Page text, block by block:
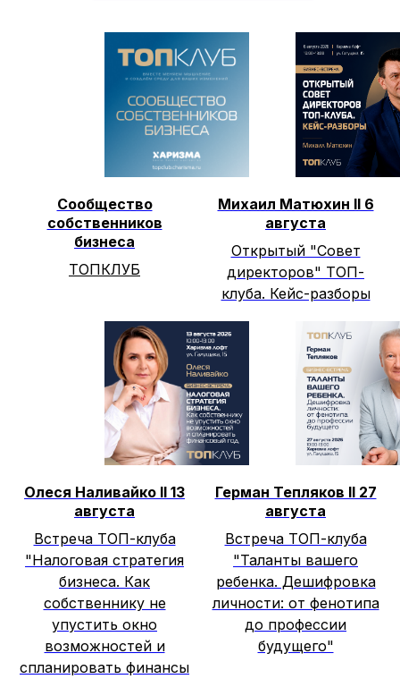
Сообщество
собственников
бизнеса
ТОПКЛУБ
Михаил Матюхин II 6
августа
Открытый "Совет
директоров" ТОП-
клуба. Кейс-разборы
Олеся Наливайко II 13
августа
Встреча ТОП-клуба
"Налоговая стратегия
бизнеса. Как
собственнику не
упустить окно
возможностей и
спланировать финансы
Герман Тепляков II 27
августа
Встреча ТОП-клуба
"Таланты вашего
ребенка. Дешифровка
личности: от фенотипа
до профессии
будущего"